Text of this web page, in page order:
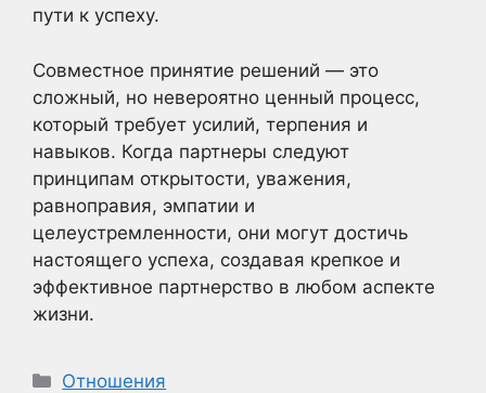
пути к успеху.
Совместное принятие решений — это
сложный, но невероятно ценный процесс,
который требует усилий, терпения и
навыков. Когда партнеры следуют
принципам открытости, уважения,
равноправия, эмпатии и
целеустремленности, они могут достичь
настоящего успеха, создавая крепкое и
эффективное партнерство в любом аспекте
жизни.
Рубрики
Отношения